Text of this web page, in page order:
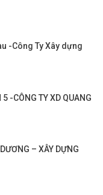
-Công Ty Xây dựng
-CÔNG TY XD QUANG
– XÂY DỰNG